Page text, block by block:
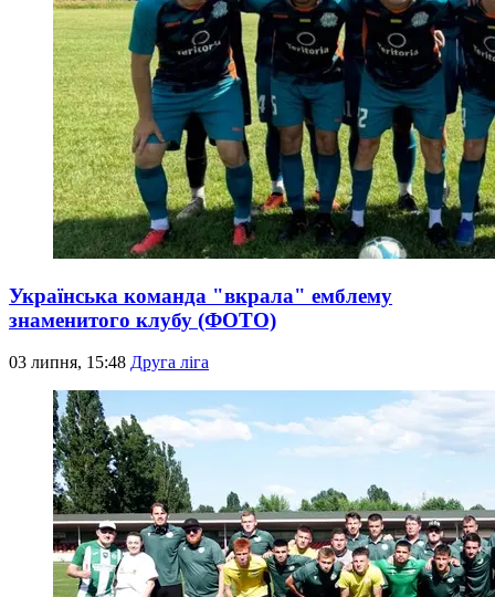
Українська команда "вкрала" емблему
знаменитого клубу (ФОТО)
03 липня, 15:48 Друга ліга